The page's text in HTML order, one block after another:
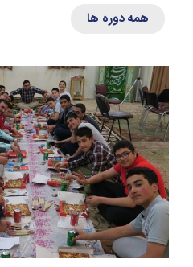
همه دوره ها